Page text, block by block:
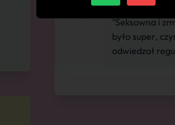
"Seksowna i
było super,
odwiedzał